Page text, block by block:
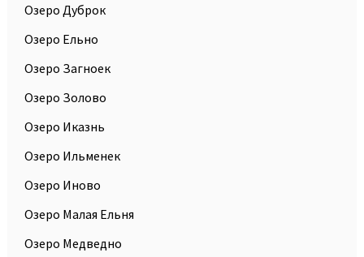
Озеро Дуброк
Озеро Ельно
Озеро Загноек
Озеро Золово
Озеро Иказнь
Озеро Ильменек
Озеро Иново
Озеро Малая Ельня
Озеро Медведно